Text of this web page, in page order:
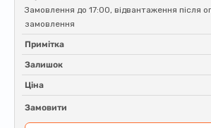
Замовлення до 17:00, відвантаження після
замовлення
Примітка
Залишок
Ціна
Замовити